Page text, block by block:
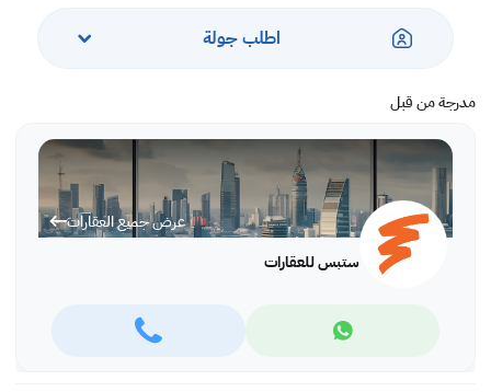
اطلب جولة
مدرجة من قبل
عرض جميع العقارات
ستبس للعقارات
كفريق لتلبية متطلباتك المميزة خلال رحلة بحثك عن مكاتب أو محلات تجارية أو
شقق سكنية وغيرها من العقارات في جميع أنحاء قطر.